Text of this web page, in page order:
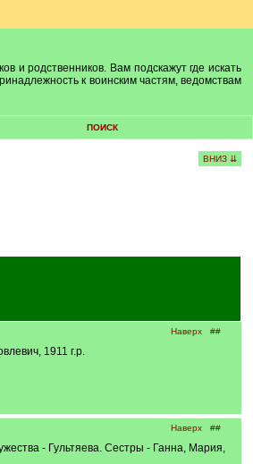
и родственников. Вам подскажут где искать
к воинским частям, ведомствам
ПОИСК
ВНИЗ ⇊
Наверх ##
1911 г.р.
Наверх ##
- Гультяева. Сестры - Ганна, Мария,